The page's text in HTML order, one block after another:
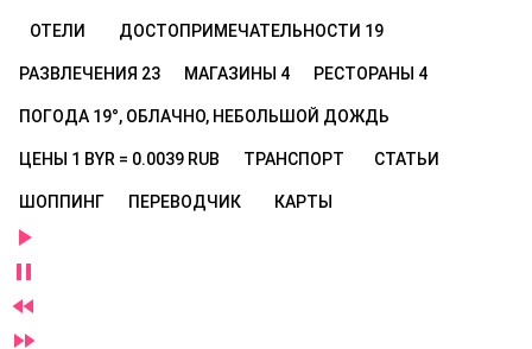
ОТЕЛИ ДОСТОПРИМЕЧАТЕЛЬНОСТИ 19
РАЗВЛЕЧЕНИЯ 23 МАГАЗИНЫ 4 РЕСТОРАНЫ 4
ПОГОДА 19°, ОБЛАЧНО, НЕБОЛЬШОЙ ДОЖДЬ
ЦЕНЫ 1 BYR = 0.0039 RUB ТРАНСПОРТ СТАТЬИ
ШОППИНГ ПЕРЕВОДЧИК КАРТЫ



